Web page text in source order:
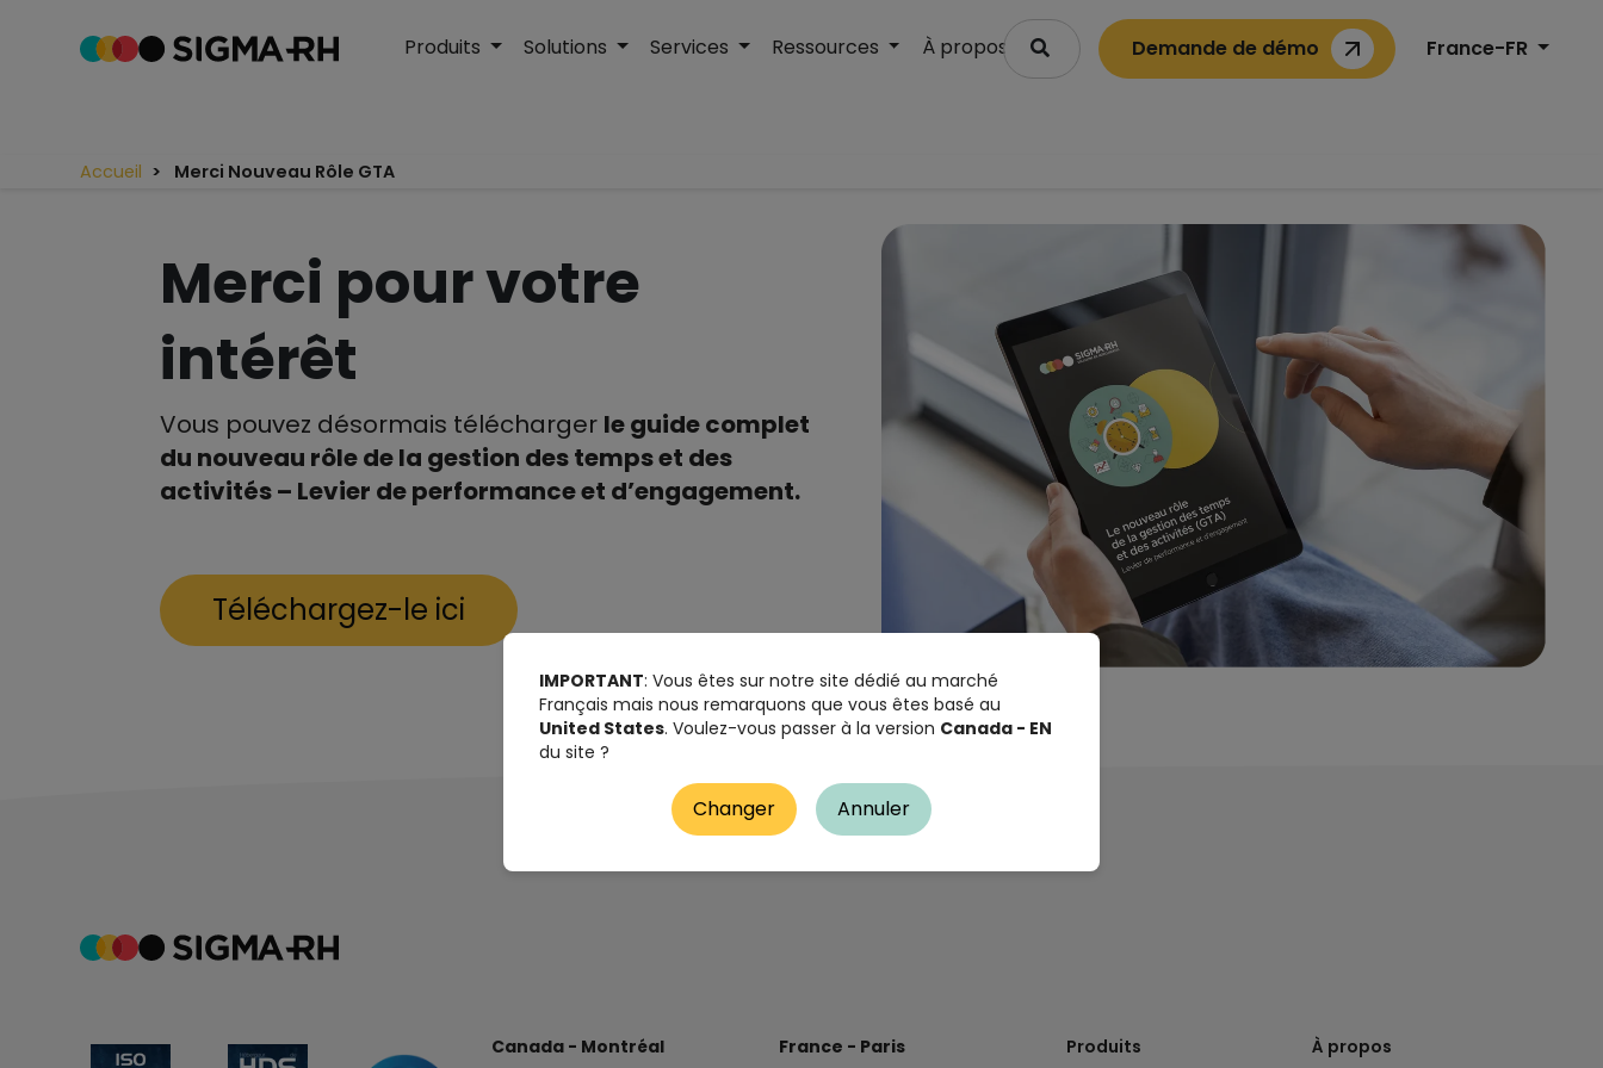
Produits Solutions Services Ressources À propos Demande de démo France-FR
Accueil Merci Nouveau Rôle GTA
Merci pour votre
intérêt
Vous pouvez désormais télécharger le guide complet
du nouveau rôle de la gestion des temps et des
activités – Levier de performance et d’engagement.
Téléchargez-le ici
IMPORTANT: Vous êtes sur notre site dédié au marché
Français mais nous remarquons que vous êtes basé au
United States. Voulez-vous passer à la version Canada - EN
du site ?
Changer Annuler
Canada - Montréal France - Paris Produits À propos